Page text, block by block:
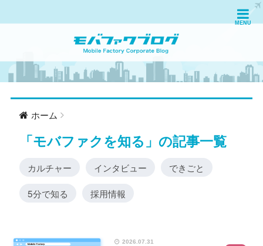
ホーム
「モバファクを知る 」の記事一覧
カルチャー インタビュー
できごと
5分で知る
採用情報
2026.07.31